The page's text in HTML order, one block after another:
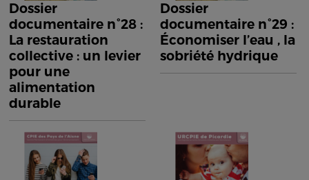
Dossier
documentaire n°28 :
La restauration
collective : un levier
pour une
alimentation
durable
Dossier
documentaire n°29 :
Économiser l’eau , la
sobriété hydrique